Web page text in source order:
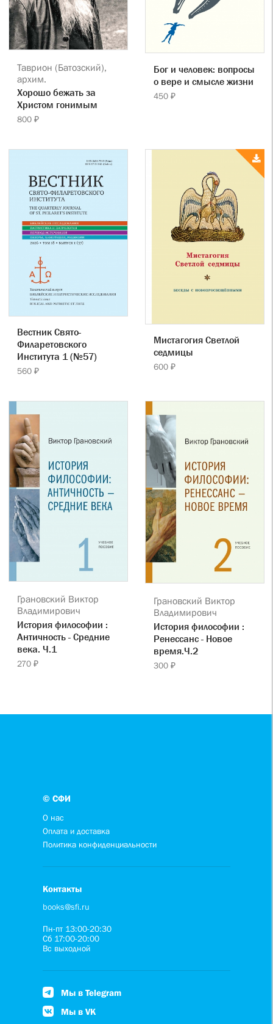
Таврион (Батозский),
архим.
Хорошо бежать за
Христом гонимым
800 ₽
Бог и человек: вопросы
о вере и смысле жизни
450 ₽
Вестник Свято-
Филаретовского
Института 1 (№57)
560 ₽
Мистагогия Светлой
седмицы
600 ₽
Грановский Виктор
Владимирович
История философии :
Античность - Средние
века. Ч.1
270 ₽
Грановский Виктор
Владимирович
История философии :
Ренессанс - Новое
время.Ч.2
300 ₽
© СФИ
О нас
Оплата и доставка
Политика конфиденциальности
Контакты
books@sfi.ru
Пн-пт 13:00-20:30
Сб 17:00-20:00
Вс выходной
Мы в Telegram
Мы в VK